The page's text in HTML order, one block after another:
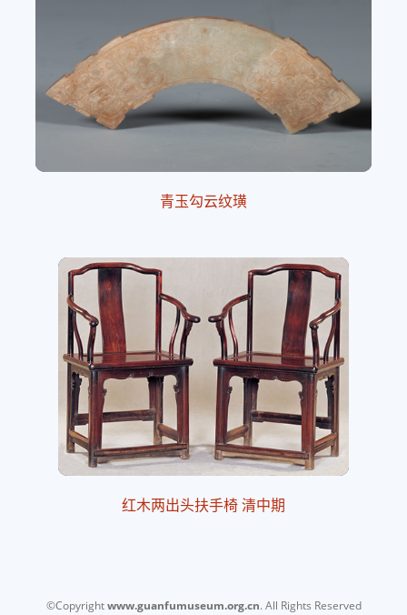
青玉勾云纹璜
红木两出头扶手椅 清中期
©Copyrightwww.guanfumuseum.org.cn. All Rights Reserved